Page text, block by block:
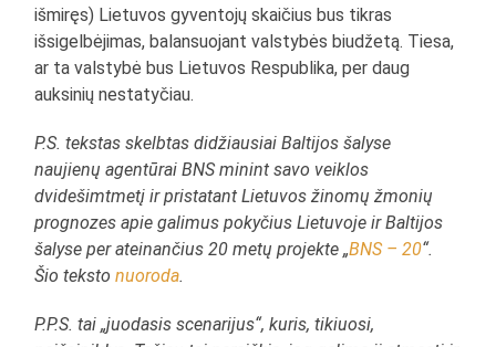
išmiręs) Lietuvos gyventojų skaičius bus tikras
išsigelbėjimas, balansuojant valstybės biudžetą. Tiesa,
ar ta valstybė bus Lietuvos Respublika, per daug
auksinių nestatyčiau.
P.S. tekstas skelbtas didžiausiai Baltijos šalyse
naujienų agentūrai BNS minint savo veiklos
dvidešimtmetį ir pristatant Lietuvos žinomų žmonių
prognozes apie galimus pokyčius Lietuvoje ir Baltijos
šalyse per ateinančius 20 metų projekte „BNS – 20“.
Šio tekstonuoroda.
P.P.S. tai „juodasis scenarijus“, kuris, tikiuosi,